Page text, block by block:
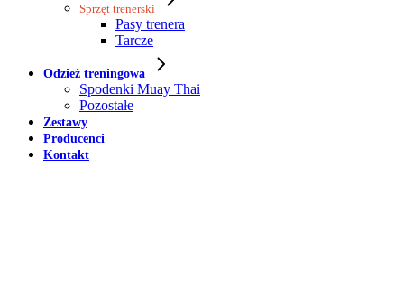
Sprzęt trenerski
Pasy trenera
Tarcze
Odzież treningowa
Spodenki Muay Thai
Pozostałe
Zestawy
Producenci
Kontakt